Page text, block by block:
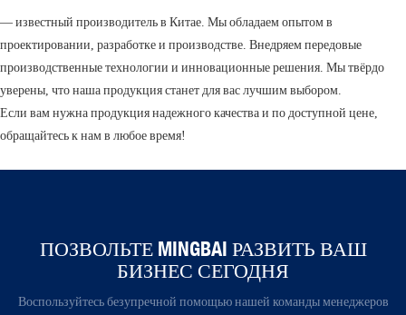
— известный производитель в Китае. Мы обладаем опытом в
проектировании, разработке и производстве. Внедряем передовые
производственные технологии и инновационные решения. Мы твёрдо
уверены, что наша продукция станет для вас лучшим выбором.
Если вам нужна продукция надежного качества и по доступной цене,
обращайтесь к нам в любое время!
ПОЗВОЛЬТЕ MINGBAI РАЗВИТЬ ВАШ
БИЗНЕС СЕГОДНЯ
Воспользуйтесь безупречной помощью нашей команды менеджеров